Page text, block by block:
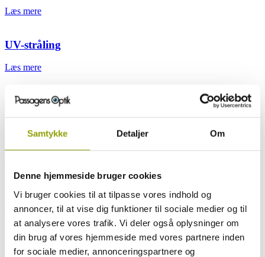
Samtykke Detaljer Om
Denne hjemmeside bruger cookies
Vi bruger cookies til at tilpasse vores indhold og
annoncer, til at vise dig funktioner til sociale medier og til
at analysere vores trafik. Vi deler også oplysninger om
din brug af vores hjemmeside med vores partnere inden
for sociale medier, annonceringspartnere og
Læs mere
UV-stråling
Læs mere
Børn og briller
Læs mere
Tørre øjne
Læs mere